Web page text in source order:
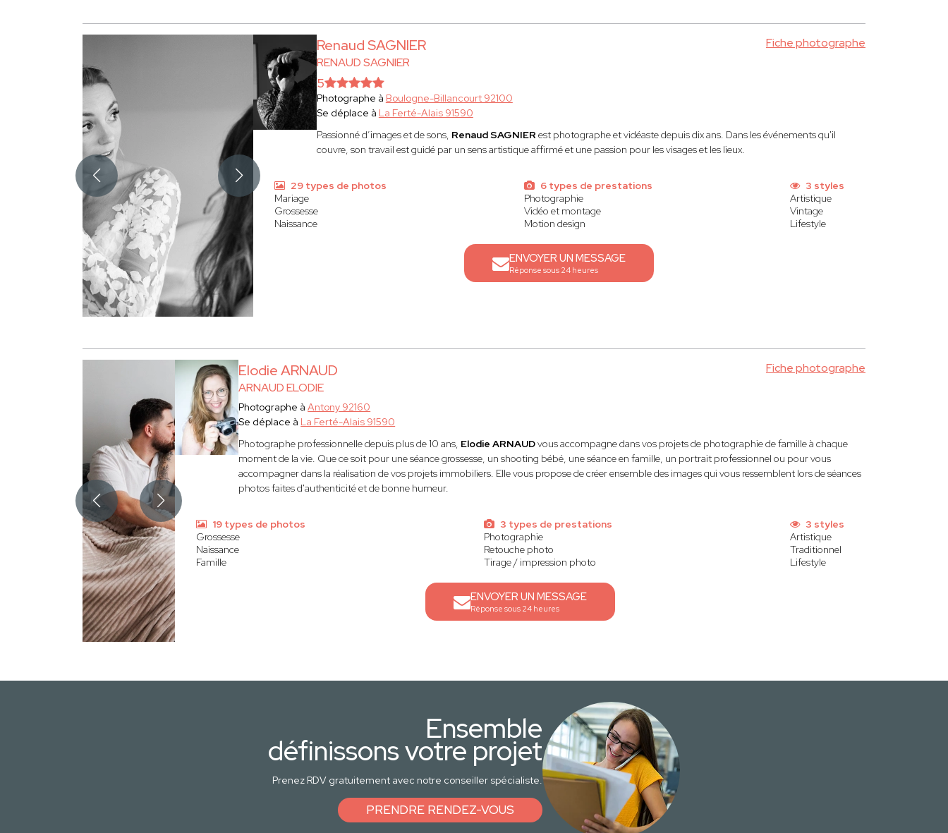
Renaud SAGNIER
RENAUD SAGNIER
Fiche photographe
5
Photographe à Boulogne-Billancourt 92100
Se déplace à La Ferté-Alais 91590
Passionné d’images et de sons, Renaud SAGNIER est photographe et vidéaste depuis dix ans. Dans les événements qu'il
couvre, son travail est guidé par un sens artistique affirmé et une passion pour les visages et les lieux.
29 types de photos
Mariage
Grossesse
Naissance
6 types de prestations
Photographie
Vidéo et montage
Motion design
3 styles
Artistique
Vintage
Lifestyle
ENVOYER UN MESSAGE
Réponse sous 24 heures
Elodie ARNAUD
ARNAUD ELODIE
Fiche photographe
Photographe àAntony 92160
Se déplace à La Ferté-Alais 91590
Photographe professionnelle depuis plus de 10 ans, Elodie ARNAUDvous accompagne dans vos projets de photographie de famille à chaque
moment de la vie. Que ce soit pour une séance grossesse, un shooting bébé, une séance en famille, un portrait professionnel ou pour vous
accompagner dans la réalisation de vos projets immobiliers. Elle vous propose de créer ensemble des images qui vous ressemblent lors de séances
photos faites d'authenticité et de bonne humeur.
19 types de photos
Grossesse
Naissance
Famille
3 types de prestations
Photographie
Retouche photo
Tirage / impression photo
3 styles
Artistique
Traditionnel
Lifestyle
ENVOYER UN MESSAGE
Réponse sous 24 heures
Ensemble
définissons votre projet
Prenez RDV gratuitement avec notre conseiller spécialiste.
PRENDRE RENDEZ-VOUS